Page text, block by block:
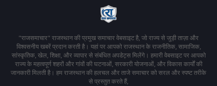
"राजसमाचार" राजस्थान की प्रमुख समाचार वेबसाइट है, जो राज्य से जुड़ी ताज़ा और
विश्वसनीय खबरें प्रदान करती है। यहां पर आपको राजस्थान के राजनीतिक, सामाजिक,
सांस्कृतिक, खेल, शिक्षा, और व्यापार से संबंधित अपडेट्स मिलेंगे। हमारी वेबसाइट पर आपको
राज्य के महत्वपूर्ण शहरों और गांवों की घटनाओं, सरकारी योजनाओं, और विकास कार्यों की
जानकारी मिलती है। हम राजस्थान की हलचल और ताजे समाचार को सरल और स्पष्ट तरीके
से प्रस्तुत करते हैं,